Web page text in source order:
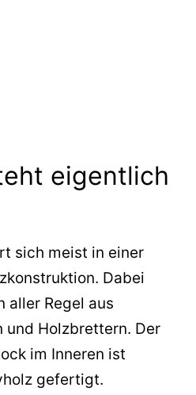
eigentlich
sich meist in einer
Dabei
aller Regel aus
und Holzbrettern. Der
im Inneren ist
gefertigt.